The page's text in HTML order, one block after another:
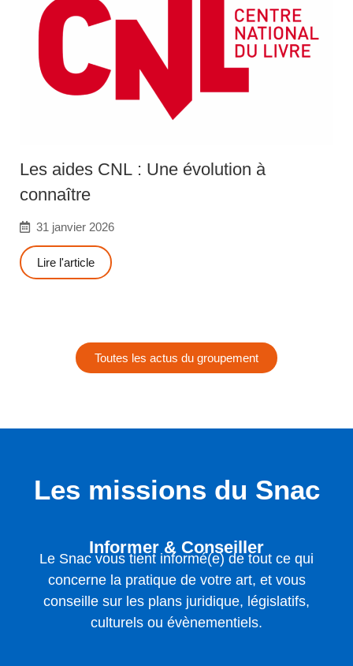
Les aides CNL : Une évolution à
connaître
31 janvier 2026
Lire l'article
Toutes les actus du groupement
Les missions du Snac
Informer & Conseiller
Le Snac vous tient informé(e) de tout ce qui
concerne la pratique de votre art, et vous
conseille sur les plans juridique, législatifs,
culturels ou évènementiels.